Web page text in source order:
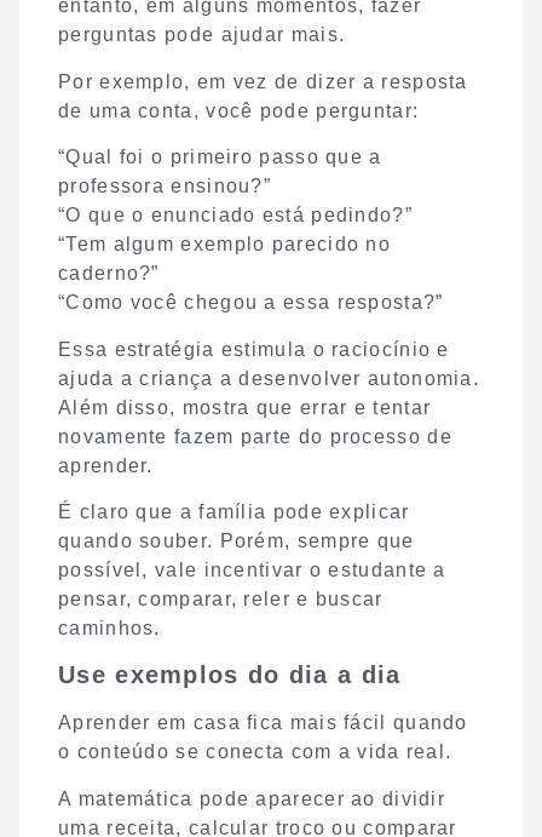
entanto, em alguns momentos, fazer
perguntas pode ajudar mais.
Por exemplo, em vez de dizer a resposta
de uma conta, você pode perguntar:
“Qual foi o primeiro passo que a
professora ensinou?”
“O que o enunciado está pedindo?”
“Tem algum exemplo parecido no
caderno?”
“Como você chegou a essa resposta?”
Essa estratégia estimula o raciocínio e
ajuda a criança a desenvolver autonomia.
Além disso, mostra que errar e tentar
novamente fazem parte do processo de
aprender.
É claro que a família pode explicar
quando souber. Porém, sempre que
possível, vale incentivar o estudante a
pensar, comparar, reler e buscar
caminhos.
Use exemplos do dia a dia
Aprender em casa fica mais fácil quando
o conteúdo se conecta com a vida real.
A matemática pode aparecer ao dividir
uma receita, calcular troco ou comparar